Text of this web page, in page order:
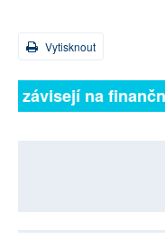
Vytisknout
závisejí na